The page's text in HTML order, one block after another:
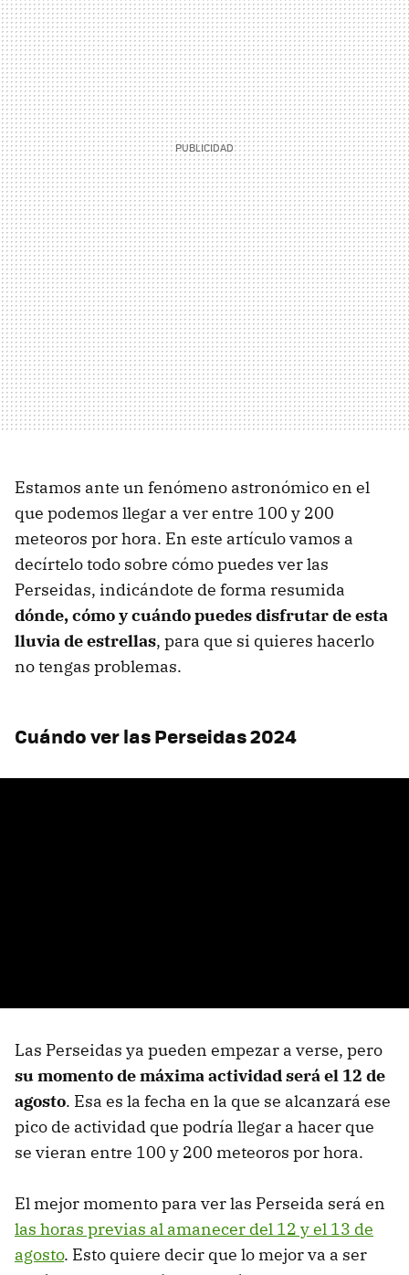
Estamos ante un fenómeno astronómico en el
que podemos llegar a ver entre 100 y 200
meteoros por hora. En este artículo vamos a
decírtelo todo sobre cómo puedes ver las
Perseidas, indicándote de forma resumida
dónde, cómo y cuándo puedes disfrutar de esta
lluvia de estrellas, para que si quieres hacerlo
no tengas problemas.
Cuándo ver las Perseidas 2024
Las Perseidas ya pueden empezar a verse, pero
su momento de máxima actividad será el 12 de
agosto. Esa es la fecha en la que se alcanzará ese
pico de actividad que podría llegar a hacer que
se vieran entre 100 y 200 meteoros por hora.
El mejor momento para ver las Perseida será en
las horas previas al amanecer del 12 y el 13 de
agosto. Esto quiere decir que lo mejor va a ser